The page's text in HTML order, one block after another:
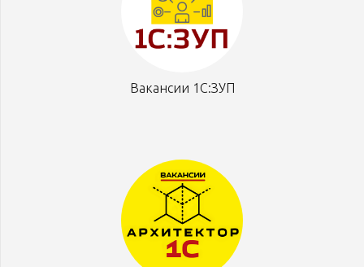
Вакансии 1С:ЗУП